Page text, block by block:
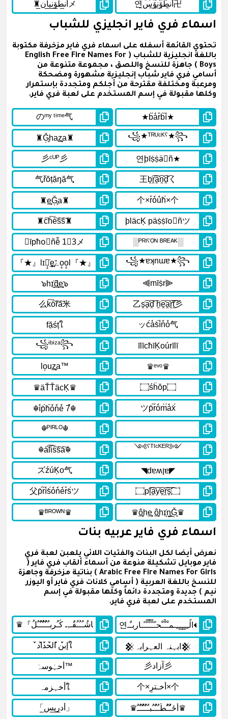
اسماء فري فاير انجليزي للشباب
تحتوي القائمة أسفله على اسماء فري فاير مزخرفة مكتوبة
باللغة انجليزية للشباب ( English Free Fire Names For
Boys ) جاهزة للنسخ واللصق ، مجموعة متنوعة من
أسامي فري فاير شباب إنجليزية مشهورة ومضحكة
ومرعبة ومختلفة مقترحة من أجلكم ومتجددة بإستمرار
وكلها مقبولة في إسم المستخدم على لعبة فري فاير.
اسماء فري فاير عربيه بنات
نعرض أيضا لكل البنات والفتيات اللائي يلعبن لعبة فري
فاير موبايل تشكيلة منوعة من أسماء ألقاب فري فاير (
Arabic Free Fire Names For Girls ) بناتية مزخرفة وجاهزة
للنسخ باللغة العربية ( أسامي كلانات فري فاير أو اليوزر
نيم ) جديدة ومتجددة دائماً وكلها مقبولة في إسم
المستخدم على لعبة فري فاير.